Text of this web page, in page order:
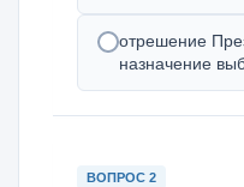
отрешение
назначение
ВОПРОС 2